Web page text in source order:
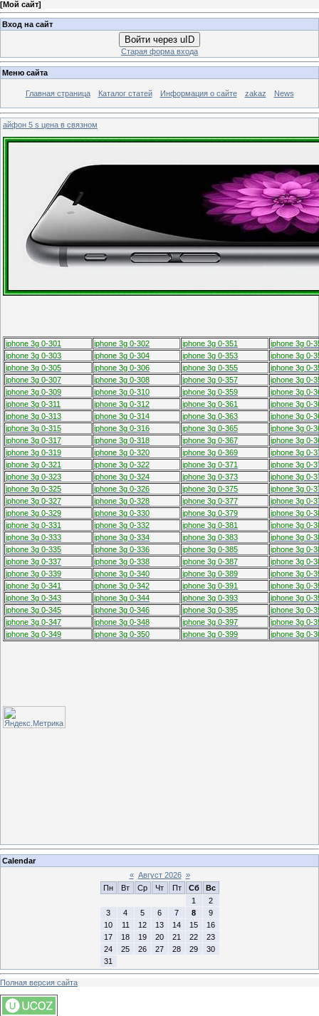
[Мой сайт]
Вход на сайт
Войти через uID
Старая форма входа
Меню сайта
Главная страница Каталог статей Информация о сайте zakaz News
айфон 5 s цена в связном
iphone 3g 0-301 iphone 3g 0-302 iphone 3g 0-351
iphone 3g 0-
iphone 3g 0-303
iphone 3g 0-304 iphone 3g 0-353
iphone 3g 0-
iphone 3g 0-305
iphone 3g 0-306 iphone 3g 0-355
iphone 3g 0-
iphone 3g 0-307
iphone 3g 0-308 iphone 3g 0-357
iphone 3g 0-
iphone 3g 0-309
iphone 3g 0-310 iphone 3g 0-359
iphone 3g 0-
iphone 3g 0-311
iphone 3g 0-312 iphone 3g 0-361
iphone 3g 0-
iphone 3g 0-313
iphone 3g 0-314 iphone 3g 0-363
iphone 3g 0-
iphone 3g 0-315
iphone 3g 0-316 iphone 3g 0-365
iphone 3g 0-
iphone 3g 0-317
iphone 3g 0-318 iphone 3g 0-367
iphone 3g 0-
iphone 3g 0-319
iphone 3g 0-320 iphone 3g 0-369
iphone 3g 0-
iphone 3g 0-321
iphone 3g 0-322 iphone 3g 0-371
iphone 3g 0-
iphone 3g 0-323
iphone 3g 0-324 iphone 3g 0-373
iphone 3g 0-
iphone 3g 0-325
iphone 3g 0-326 iphone 3g 0-375
iphone 3g 0-
iphone 3g 0-327
iphone 3g 0-328 iphone 3g 0-377
iphone 3g 0-
iphone 3g 0-329
iphone 3g 0-330 iphone 3g 0-379
iphone 3g 0-
iphone 3g 0-331
iphone 3g 0-332 iphone 3g 0-381
iphone 3g 0-
iphone 3g 0-333
iphone 3g 0-334 iphone 3g 0-383
iphone 3g 0-
iphone 3g 0-335
iphone 3g 0-336 iphone 3g 0-385
iphone 3g 0-
iphone 3g 0-337
iphone 3g 0-338 iphone 3g 0-387
iphone 3g 0-
iphone 3g 0-339
iphone 3g 0-340 iphone 3g 0-389
iphone 3g 0-
iphone 3g 0-341
iphone 3g 0-342 iphone 3g 0-391
iphone 3g 0-
iphone 3g 0-343
iphone 3g 0-344 iphone 3g 0-393
iphone 3g 0-
iphone 3g 0-345
iphone 3g 0-346 iphone 3g 0-395
iphone 3g 0-
iphone 3g 0-347
iphone 3g 0-348 iphone 3g 0-397
iphone 3g 0-
iphone 3g 0-349
iphone 3g 0-350 iphone 3g 0-399 iphone 3g 0-
Calendar
« Август 2026 »
Пн
Вт Ср Чт Пт Сб
Вс
1
2
3
4 5 6 7 8
9
10
11 12 13 14 15
16
17
18 19 20 21 22
23
24
25 26 27 28 29
30
31
Полная версия сайта